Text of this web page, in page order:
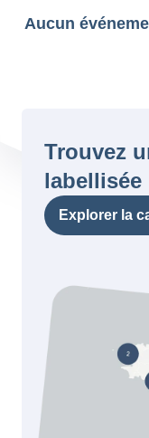
Aucun
Trouvez
labellisée
Explorer la